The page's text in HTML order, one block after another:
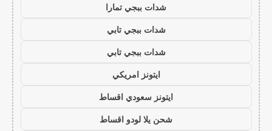
شدات ببجي تمارا
شدات ببجي تابي
شدات ببجي تابي
ايتونز امريكي
ايتونز سعودي اقساط
شحن يلا لودو اقساط